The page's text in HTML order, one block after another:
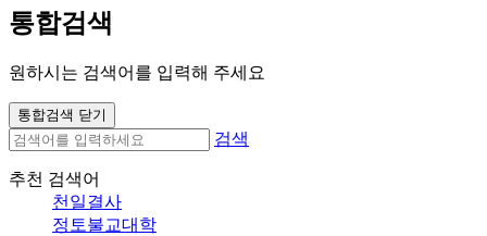
통합검색
원하시는 검색어를 입력해 주세요
통합검색 닫기
검색
추천 검색어
천일결사
정토불교대학